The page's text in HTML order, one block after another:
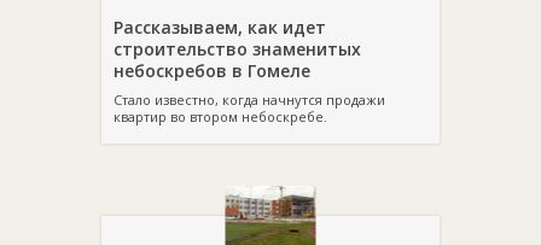
Рассказываем, как идет
строительство знаменитых
небоскребов в Гомеле
Стало известно, когда начнутся продажи
квартир во втором небоскребе.